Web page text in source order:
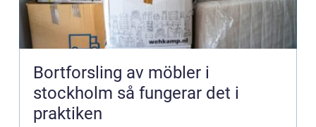
Bortforsling av möbler i
stockholm så fungerar det i
praktiken